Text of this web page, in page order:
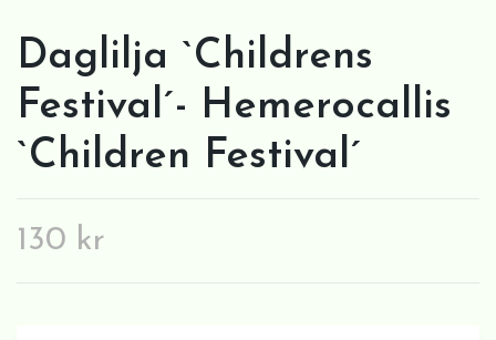
Daglilja `Childrens
Festival´- Hemerocallis
`Children Festival´
130 kr